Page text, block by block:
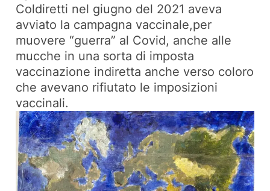
Coldiretti nel giugno del 2021 aveva
avviato la campagna vaccinale,per
muovere “guerra” al Covid, anche alle
mucche in una sorta di imposta
vaccinazione indiretta anche verso coloro
che avevano rifiutato le imposizioni
vaccinali.